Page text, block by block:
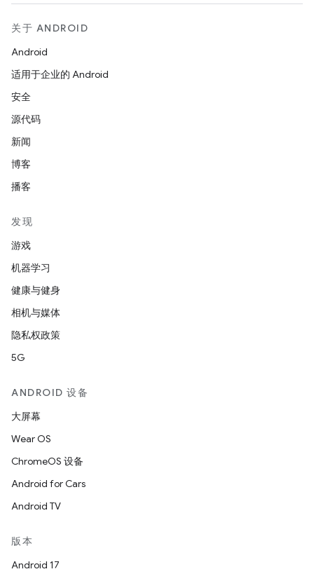
关于 ANDROID
Android
适用于企业的 Android
安全
源代码
新闻
博客
播客
发现
游戏
机器学习
健康与健身
相机与媒体
隐私权政策
5G
ANDROID 设备
大屏幕
Wear OS
ChromeOS 设备
Android for Cars
Android TV
版本
Android 17